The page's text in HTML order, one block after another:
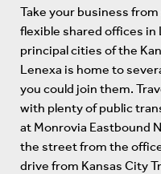
Take your business
flexible shared offices in
principal cities of the
Lenexa is home to
you could join them.
with plenty of public
at Monrovia Eastbound
the street from the
drive from Kansas City